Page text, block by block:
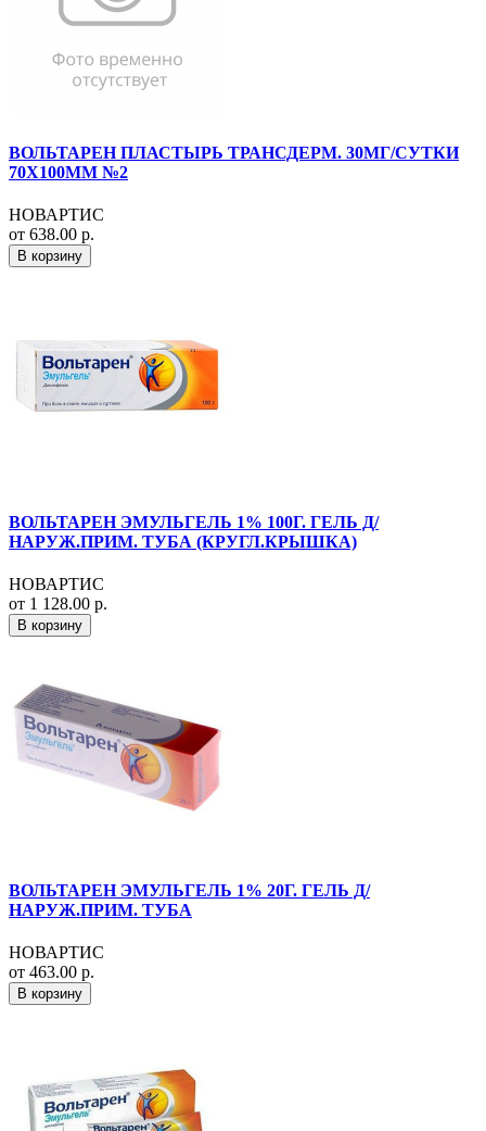
ВОЛЬТАРЕН ПЛАСТЫРЬ ТРАНСДЕРМ. 30МГ/СУТКИ
70Х100ММ №2
НОВАРТИС
от 638.00 р.
В корзину
ВОЛЬТАРЕН ЭМУЛЬГЕЛЬ 1% 100Г. ГЕЛЬ Д/
НАРУЖ.ПРИМ. ТУБА (КРУГЛ.КРЫШКА)
НОВАРТИС
от 1 128.00 р.
В корзину
ВОЛЬТАРЕН ЭМУЛЬГЕЛЬ 1% 20Г. ГЕЛЬ Д/
НАРУЖ.ПРИМ. ТУБА
НОВАРТИС
от 463.00 р.
В корзину